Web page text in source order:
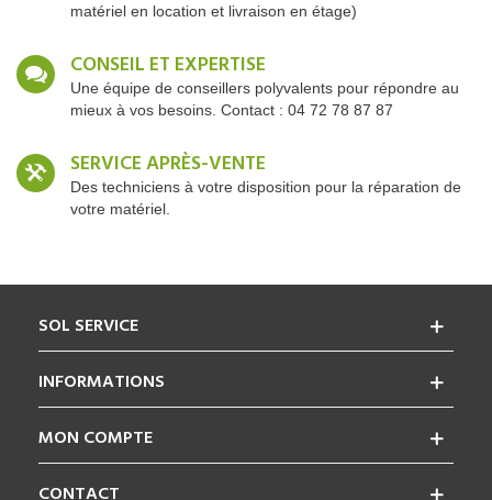
matériel en location et livraison en étage)
CONSEIL ET EXPERTISE
Une équipe de conseillers polyvalents pour répondre au
mieux à vos besoins. Contact : 04 72 78 87 87
SERVICE APRÈS-VENTE
Des techniciens à votre disposition pour la réparation de
votre matériel.
INFORMATIONS
MON COMPTE
SOL SERVICE
CONTACT